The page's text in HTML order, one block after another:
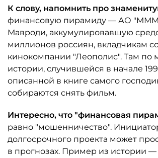
К слову, напомнить про
финансовую пирамиду — АО
Мавроди, аккумулировавшую
миллионов россиян, вкладчикам
кинокомпании "Леополис". Там по
истории, случившейся в начале
описанной в книге самого
собираются снять фильм.
Интересно, что "финансовая
равно "мошенничество".
долгосрочного проекта может
в прогнозах. Пример из истории —